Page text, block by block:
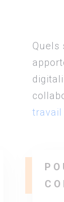
Quels